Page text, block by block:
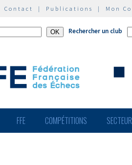
Contact | Publications | Mon
Rechercher un club
FFE COMPÉTITIONS